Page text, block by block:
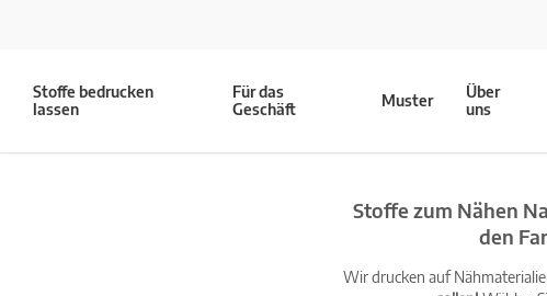
Stoffe bedrucken
lassen
Für das
Geschäft
Muster
Über
uns
Stoffe zum Nähen
den
Wir drucken auf